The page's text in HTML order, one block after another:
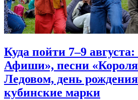
Куда пойти 7–9
Афиши», песни
Ледовом, день
кубинские марки